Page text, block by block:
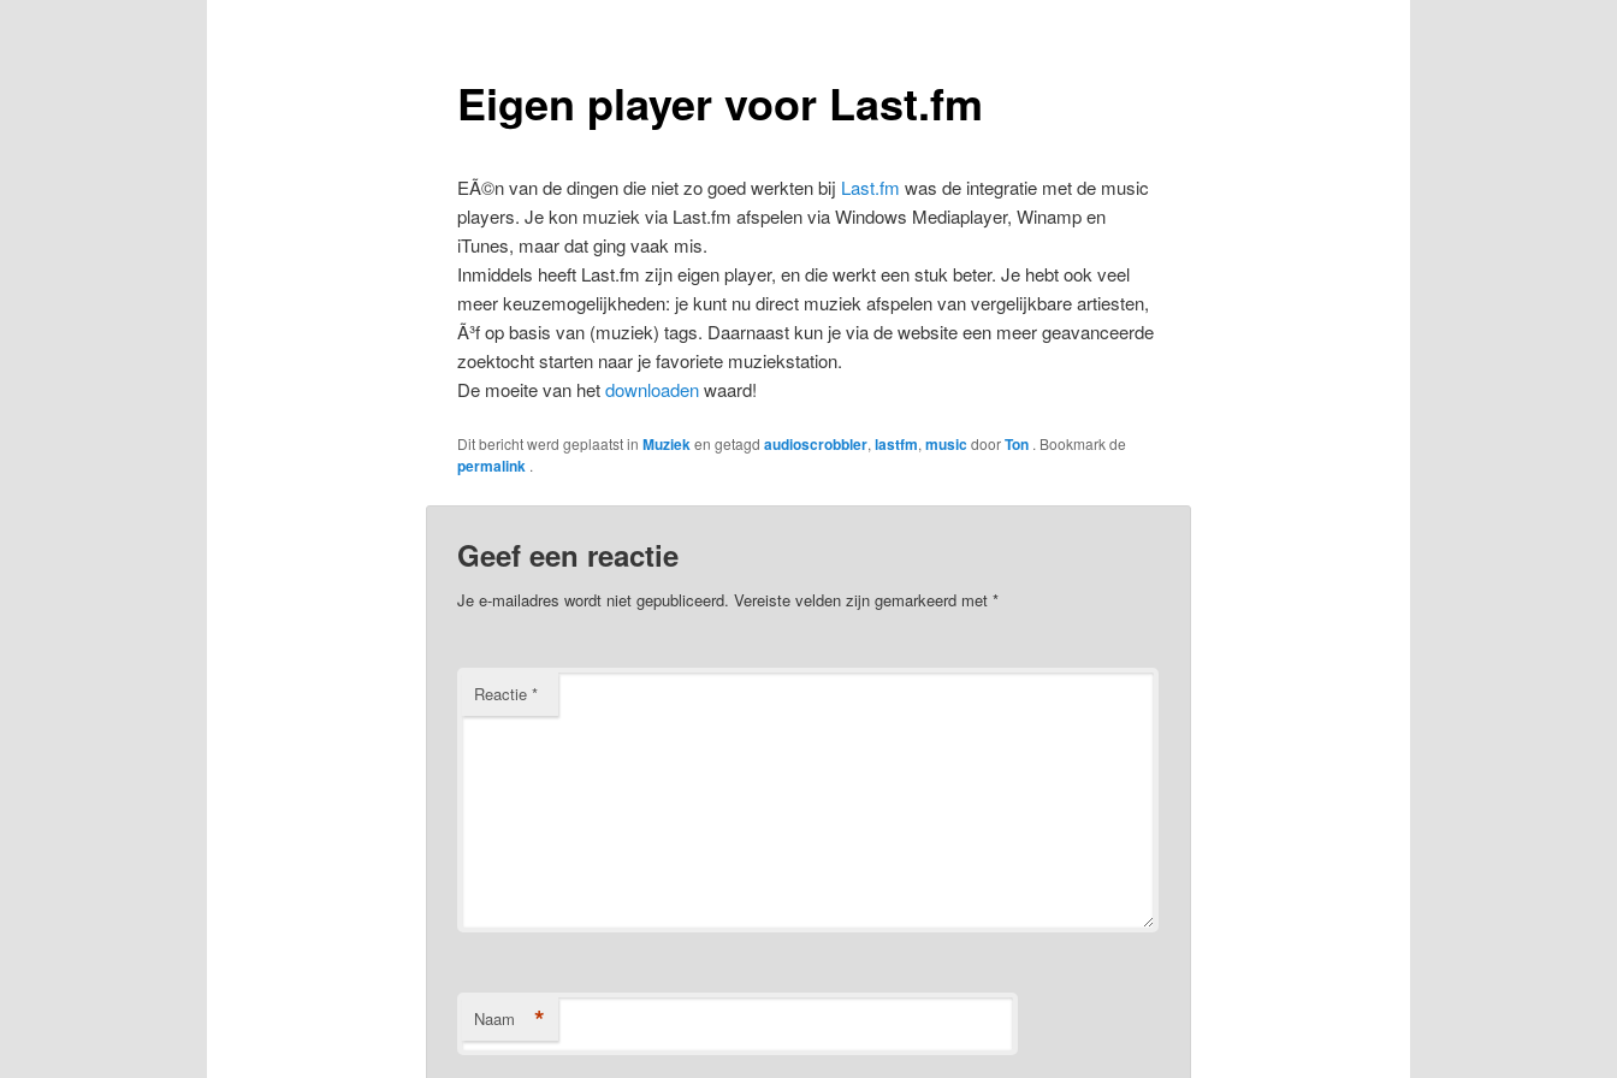
Eigen player voor Last.fm
EÃ©n van de dingen die niet zo goed werkten bij Last.fm was de integratie met de music
players. Je kon muziek via Last.fm afspelen via Windows Mediaplayer, Winamp en
iTunes, maar dat ging vaak mis.
Inmiddels heeft Last.fm zijn eigen player, en die werkt een stuk beter. Je hebt ook veel
meer keuzemogelijkheden: je kunt nu direct muziek afspelen van vergelijkbare artiesten,
Ã³f op basis van (muziek) tags. Daarnaast kun je via de website een meer geavanceerde
zoektocht starten naar je favoriete muziekstation.
De moeite van hetdownloadenwaard!
Dit bericht werd geplaatst in Muzieken getagd audioscrobbler, lastfm, musicdoorTon . Bookmark de
permalink .
Geef een reactie
Je e-mailadres wordt niet gepubliceerd. Vereiste velden zijn gemarkeerd met *
Reactie *
Naam *